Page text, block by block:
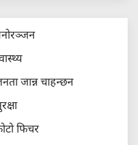
जान्न चाहन्छन
फिचर